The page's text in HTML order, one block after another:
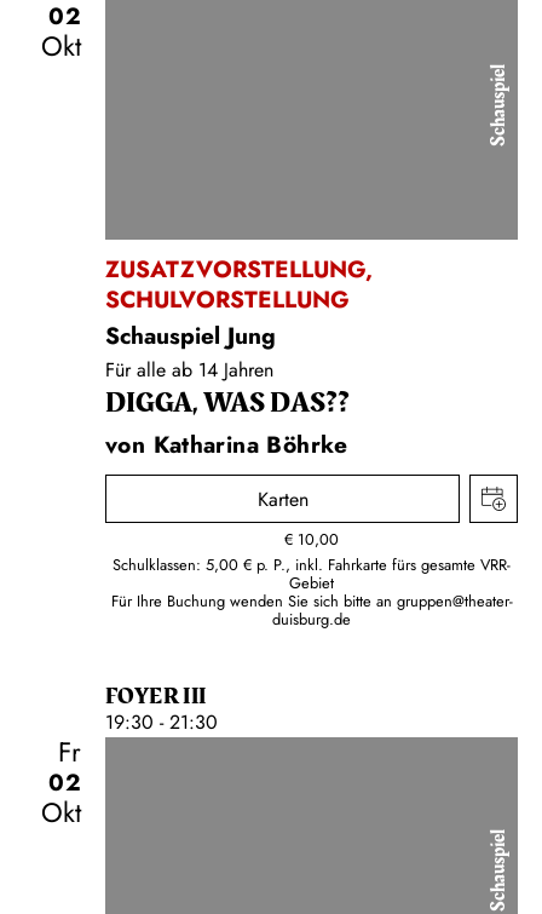
02
Okt
Schauspiel
ZUSATZVORSTELLUNG,
SCHULVORSTELLUNG
Schauspiel Jung
Für alle ab 14 Jahren
DIGGA, WAS DAS??
von Katharina Böhrke
Karten
€ 10,00
Schulklassen: 5,00 € p. P., inkl. Fahrkarte fürs gesamte VRR-
Gebiet
Für Ihre Buchung wenden Sie sich bitte an gruppen@theater-
duisburg.de
FOYER III
19:30 - 21:30
Fr
02
Okt
Schauspiel